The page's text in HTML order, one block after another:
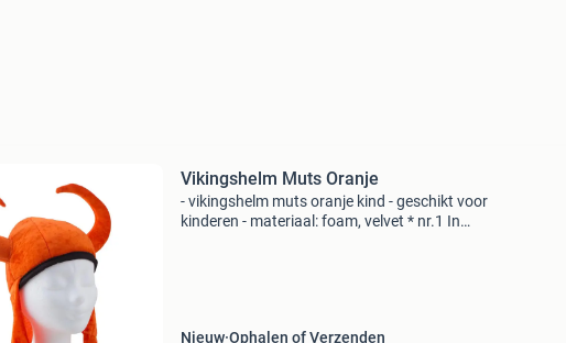
Vikingshelm Muts Oranje
- vikingshelm muts oranje kind - geschikt voor
kinderen - materiaal: foam, velvet * nr.1 In
Nieuw Ophalen of Verzenden